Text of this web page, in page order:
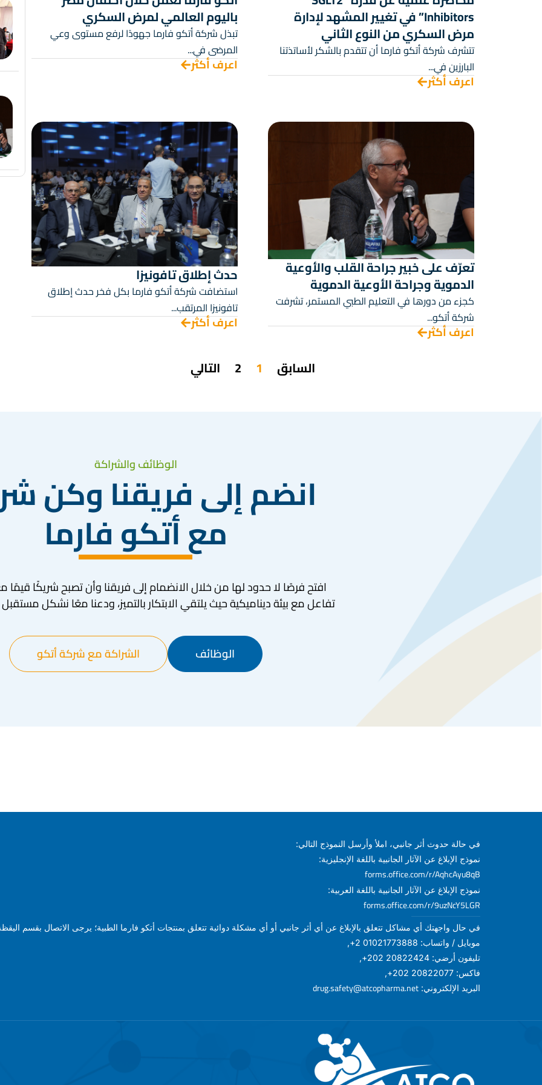
Inhibitors” في تغيير المشهد لإدارة
مرض السكري من النوع الثاني
تتشرف شركة أتكو فارما أن تتقدم بالشكر لأساتذتنا
البارزين في...
اعرف أكثر
باليوم العالمي لمرض السكري
تبذل شركة أتكو فارما جهودًا لرفع مستوى وعي
المرضى في...
اعرف أكثر
تعرّف على خبير جراحة القلب والأوعية
الدموية وجراحة الأوعية الدموية
كجزء من دورها في التعليم الطبي المستمر، تشرفت
شركة أتكو...
اعرف أكثر
حدث إطلاق تافونيزا
استضافت شركة أتكو فارما بكل فخر حدث إطلاق
تافونيزا المرتقب...
اعرف أكثر
السابق 1
2 التالي
الوظائف والشراكة
انضم إلى فريقنا وكن
مع أتكو فارما
افتح فرصًا لا حدود لها من خلال الانضمام إلى فريقنا وأن تصبح شريكًا قيمًا
تفاعل مع بيئة ديناميكية حيث يلتقي الابتكار بالتميز، ودعنا معًا نشكل مستقبل
الوظائف الشراكة مع شركة أتكو
في حالة حدوث أثر جانبي، املأ وأرسل النموذج التالي:
نموذج الإبلاغ عن الآثار الجانبية باللغة الإنجليزية:
forms.office.com/r/AqhcAyu8qB
نموذج الإبلاغ عن الآثار الجانبية باللغة العربية:
forms.office.com/r/9uzNcY5LGR
في حال واجهتك أي مشاكل تتعلق بالإبلاغ عن أي أثر جانبي أو أي مشكلة دوائية تتعلق بمنتجات أتكو فارما الطبية؛ يرجى الاتصال بقسم اليقظة
موبايل / واتساب: 01021773888 2+,
تليفون أرضي: 20822424 202+,
فاكس: 20822077 202+,
البريد الإلكتروني: drug.safety@atcopharma.net